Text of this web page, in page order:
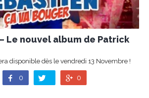
Le nouvel album de Patrick
disponible dès le vendredi 13 Novembre !
0 0